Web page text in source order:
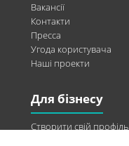
Вакансії
Контакти
Пресса
Угода користувача
Наші проекти
Для бізнесу
Створити свій профіль